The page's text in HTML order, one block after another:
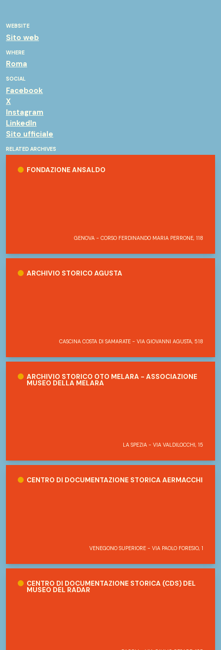
WEBSITE
Sito web
WHERE
Roma
SOCIAL
Facebook
X
Instagram
LinkedIn
Sito ufficiale
RELATED ARCHIVES
FONDAZIONE ANSALDO
GENOVA - CORSO FERDINANDO MARIA PERRONE, 118
ARCHIVIO STORICO AGUSTA
CASCINA COSTA DI SAMARATE - VIA GIOVANNI AGUSTA, 518
ARCHIVIO STORICO OTO MELARA - ASSOCIAZIONE
MUSEO DELLA MELARA
LA SPEZIA - VIA VALDILOCCHI, 15
CENTRO DI DOCUMENTAZIONE STORICA AERMACCHI
VENEGONO SUPERIORE - VIA PAOLO FORESIO, 1
CENTRO DI DOCUMENTAZIONE STORICA (CDS) DEL
MUSEO DEL RADAR